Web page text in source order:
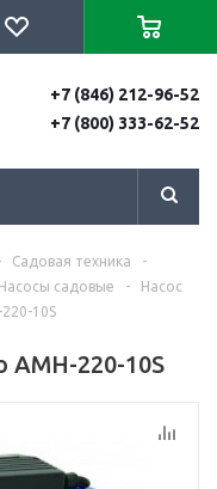
+7 (846) 212-96-52
+7 (800) 333-62-52
Садовая техника
-
Насосы садовые -
Насос
10S
220-10S